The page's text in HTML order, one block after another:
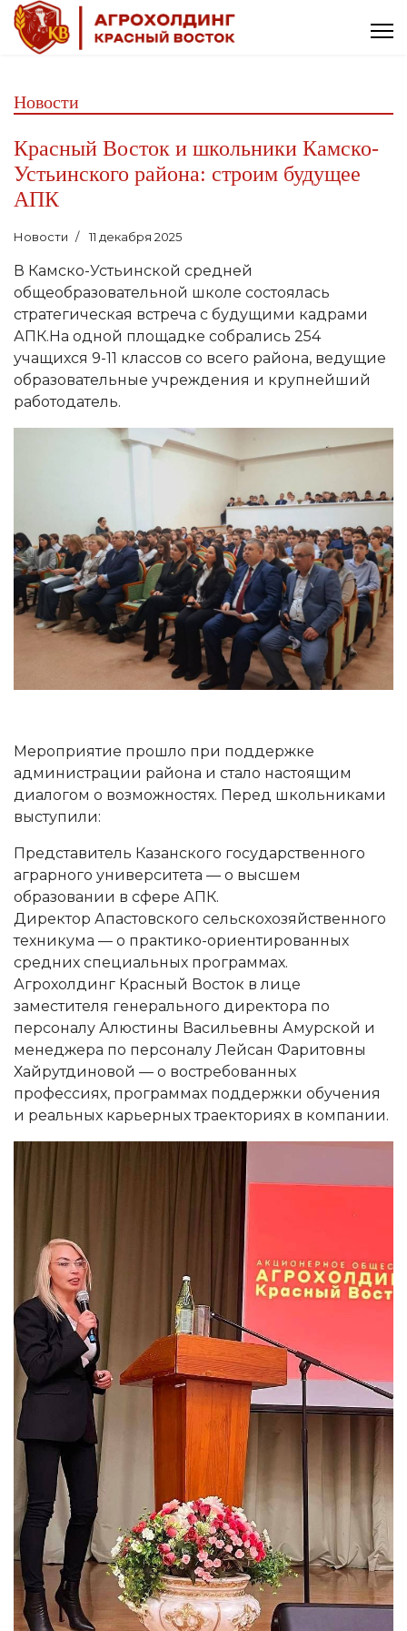
Новости
Красный Восток и школьники Камско-
Устьинского района: строим будущее
АПК
Новости 11 декабря 2025
В Камско-Устьинской средней
общеобразовательной школе состоялась
стратегическая встреча с будущими кадрами
АПК.На одной площадке собрались 254
учащихся 9-11 классов со всего района, ведущие
образовательные учреждения и крупнейший
работодатель.
Мероприятие прошло при поддержке
администрации района и стало настоящим
диалогом о возможностях. Перед школьниками
выступили:
Представитель Казанского государственного
аграрного университета — о высшем
образовании в сфере АПК.
Директор Апастовского сельскохозяйственного
техникума — о практико-ориентированных
средних специальных программах.
Агрохолдинг Красный Восток в лице
заместителя генерального директора по
персоналу Алюстины Васильевны Амурской и
менеджера по персоналу Лейсан Фаритовны
Хайрутдиновой — о востребованных
профессиях, программах поддержки обучения
и реальных карьерных траекториях в компании.